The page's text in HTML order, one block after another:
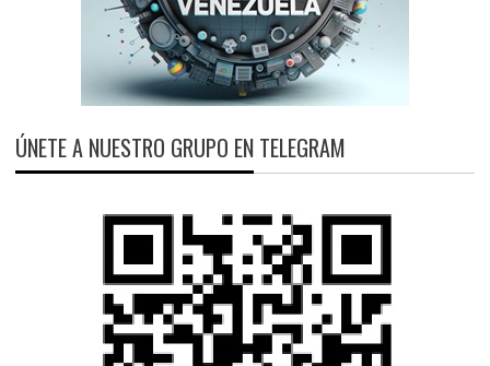
ÚNETE A NUESTRO GRUPO EN TELEGRAM